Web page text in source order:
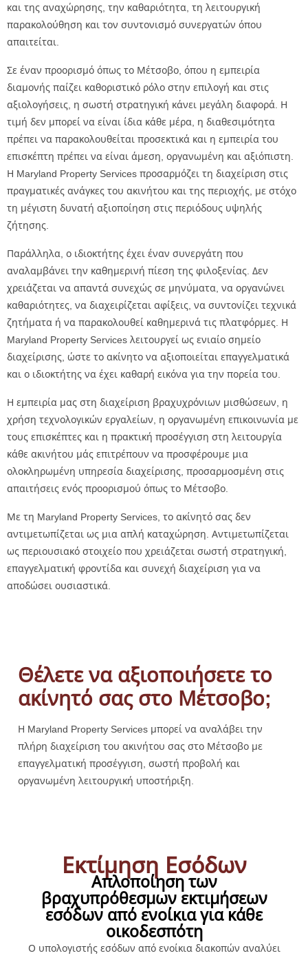
και της αναχώρησης, την καθαριότητα, τη λειτουργική
παρακολούθηση και τον συντονισμό συνεργατών όπου
απαιτείται.
Σε έναν προορισμό όπως το Μέτσοβο, όπου η εμπειρία
διαμονής παίζει καθοριστικό ρόλο στην επιλογή και στις
αξιολογήσεις, η σωστή στρατηγική κάνει μεγάλη διαφορά. Η
τιμή δεν μπορεί να είναι ίδια κάθε μέρα, η διαθεσιμότητα
πρέπει να παρακολουθείται προσεκτικά και η εμπειρία του
επισκέπτη πρέπει να είναι άμεση, οργανωμένη και αξιόπιστη.
Η Maryland Property Services προσαρμόζει τη διαχείριση στις
πραγματικές ανάγκες του ακινήτου και της περιοχής, με στόχο
τη μέγιστη δυνατή αξιοποίηση στις περιόδους υψηλής
ζήτησης.
Παράλληλα, ο ιδιοκτήτης έχει έναν συνεργάτη που
αναλαμβάνει την καθημερινή πίεση της φιλοξενίας. Δεν
χρειάζεται να απαντά συνεχώς σε μηνύματα, να οργανώνει
καθαριότητες, να διαχειρίζεται αφίξεις, να συντονίζει τεχνικά
ζητήματα ή να παρακολουθεί καθημερινά τις πλατφόρμες. Η
Maryland Property Services λειτουργεί ως ενιαίο σημείο
διαχείρισης, ώστε το ακίνητο να αξιοποιείται επαγγελματικά
και ο ιδιοκτήτης να έχει καθαρή εικόνα για την πορεία του.
Η εμπειρία μας στη διαχείριση βραχυχρόνιων μισθώσεων, η
χρήση τεχνολογικών εργαλείων, η οργανωμένη επικοινωνία με
τους επισκέπτες και η πρακτική προσέγγιση στη λειτουργία
κάθε ακινήτου μάς επιτρέπουν να προσφέρουμε μια
ολοκληρωμένη υπηρεσία διαχείρισης, προσαρμοσμένη στις
απαιτήσεις ενός προορισμού όπως το Μέτσοβο.
Με τη Maryland Property Services, το ακίνητό σας δεν
αντιμετωπίζεται ως μια απλή καταχώρηση. Αντιμετωπίζεται
ως περιουσιακό στοιχείο που χρειάζεται σωστή στρατηγική,
επαγγελματική φροντίδα και συνεχή διαχείριση για να
αποδώσει ουσιαστικά.
Θέλετε να αξιοποιήσετε το
ακίνητό σας στο Μέτσοβο;
Η Maryland Property Services μπορεί να αναλάβει την
πλήρη διαχείριση του ακινήτου σας στο Μέτσοβο με
επαγγελματική προσέγγιση, σωστή προβολή και
οργανωμένη λειτουργική υποστήριξη.
Εκτίμηση Εσόδων
Απλοποίηση των
βραχυπρόθεσμων εκτιμήσεων
εσόδων από ενοίκια για κάθε
οικοδεσπότη
Ο υπολογιστής εσόδων από ενοίκια διακοπών αναλύει